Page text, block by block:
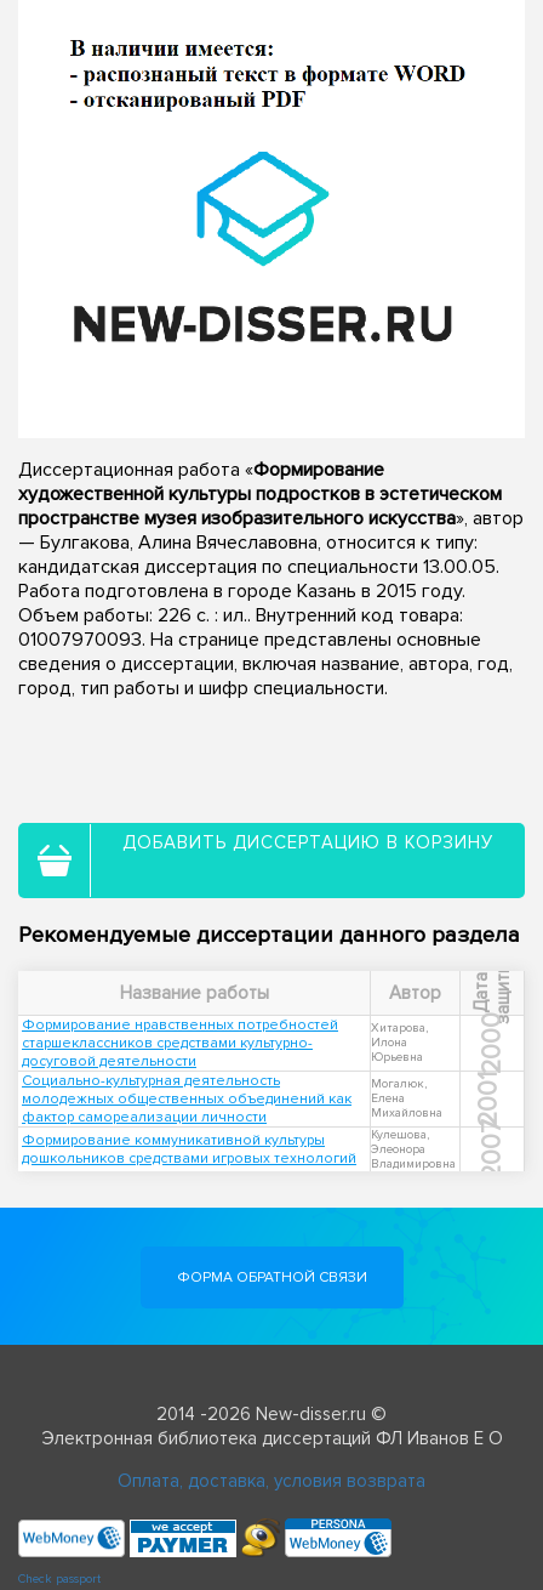
Диссертационная работа «Формирование
художественной культуры подростков в эстетическом
пространстве музея изобразительного искусства», автор
— Булгакова, Алина Вячеславовна, относится к типу:
кандидатская диссертация по специальности 13.00.05.
Работа подготовлена в городе Казань в 2015 году.
Объем работы: 226 с. : ил.. Внутренний код товара:
01007970093. На странице представлены основные
сведения о диссертации, включая название, автора, год,
город, тип работы и шифр специальности.
ДОБАВИТЬ ДИССЕРТАЦИЮ В КОРЗИНУ
Рекомендуемые диссертации данного раздела
Название работы Автор Д
а
т
а
з
а
щ
и
т ы
Формирование нравственных потребностей
старшеклассников средствами культурно-
досуговой деятельности
Хитарова,
Илона
Юрьевна
2000
Социально-культурная деятельность
молодежных общественных объединений как
фактор самореализации личности
Могалюк,
Елена
Михайловна
2001
Формирование коммуникативной культуры
дошкольников средствами игровых технологий
Кулешова,
Элеонора
Владимировна
2007
ФОРМА ОБРАТНОЙ СВЯЗИ
2014 -2026 New-disser.ru ©
Электронная библиотека диссертаций ФЛ Иванов Е О
Оплата, доставка, условия возврата
Check passport